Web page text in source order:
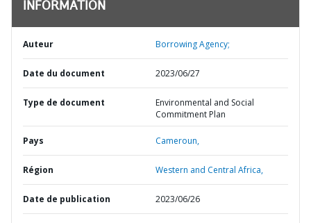
INFORMATION
Auteur Borrowing Agency;
Date du document 2023/06/27
Type de document
Environmental and Social
Commitment Plan
Pays Cameroun,
Région Western and Central Africa,
Date de publication 2023/06/26